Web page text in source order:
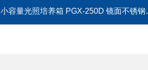
小容量光照培养箱 PGX-250D 镜面不锈钢内胆